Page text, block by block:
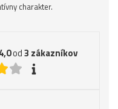
charakter.
4,0od3 zákazníkov